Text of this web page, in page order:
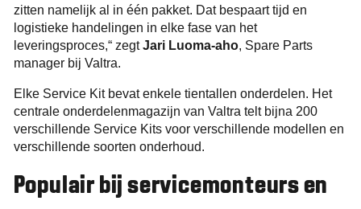
zitten namelijk al in één pakket. Dat bespaart tijd en
logistieke handelingen in elke fase van het
leveringsproces,“ zegtJari Luoma-aho, Spare Parts
manager bij Valtra.
Elke Service Kit bevat enkele tientallen onderdelen. Het
centrale onderdelenmagazijn van Valtra telt bijna 200
verschillende Service Kits voor verschillende modellen en
verschillende soorten onderhoud.
Populair bij servicemonteurs en